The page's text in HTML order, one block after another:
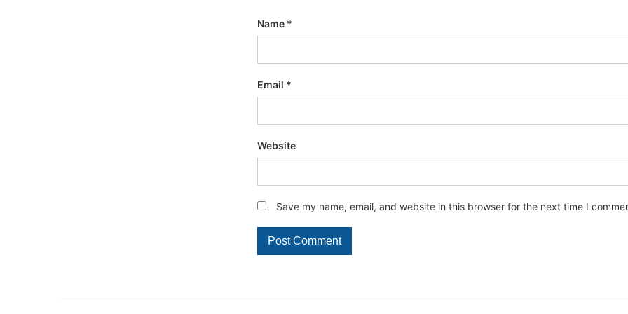
Name *
Email *
Website
Save my name, email, and website in this browser for the next time I